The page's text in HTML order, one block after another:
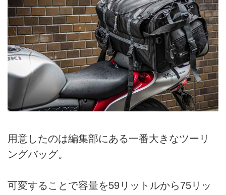
用意したのは編集部にある一番大きなツーリ
ングバッグ。
可変することで容量を59リットルから75リッ